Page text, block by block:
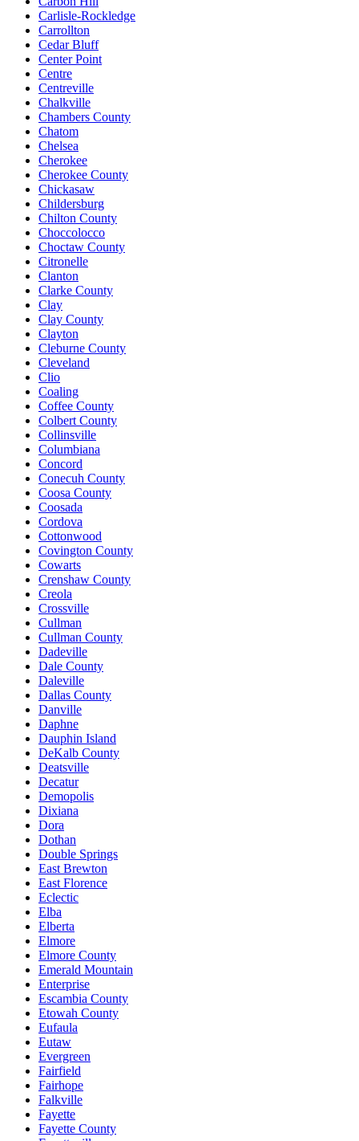
Carlisle-Rockledge
Carrollton
Cedar Bluff
Center Point
Centre
Centreville
Chalkville
Chambers County
Chatom
Chelsea
Cherokee
Cherokee County
Chickasaw
Childersburg
Chilton County
Choccolocco
Choctaw County
Citronelle
Clanton
Clarke County
Clay
Clay County
Clayton
Cleburne County
Cleveland
Clio
Coaling
Coffee County
Colbert County
Collinsville
Columbiana
Concord
Conecuh County
Coosa County
Coosada
Cordova
Cottonwood
Covington County
Cowarts
Crenshaw County
Creola
Crossville
Cullman
Cullman County
Dadeville
Dale County
Daleville
Dallas County
Danville
Daphne
Dauphin Island
DeKalb County
Deatsville
Decatur
Demopolis
Dixiana
Dora
Dothan
Double Springs
East Brewton
East Florence
Eclectic
Elba
Elberta
Elmore
Elmore County
Emerald Mountain
Enterprise
Escambia County
Etowah County
Eufaula
Eutaw
Evergreen
Fairfield
Fairhope
Falkville
Fayette
Fayette County